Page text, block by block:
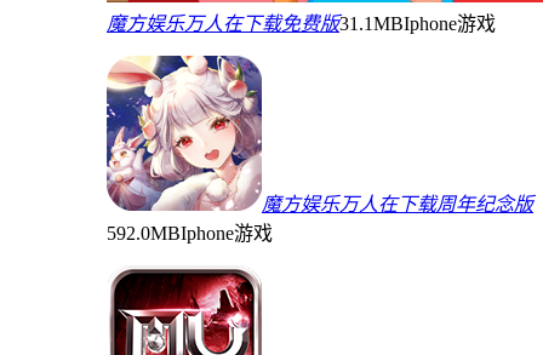
魔方娱乐万人在下载免费版31.1MBIphone游戏
魔方娱乐万人在下载周年纪念版
592.0MBIphone游戏